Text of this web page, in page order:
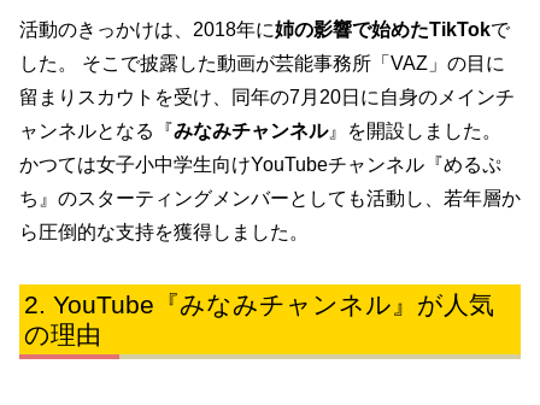
活動のきっかけは、2018年に姉の影響で始めたTikTokで
した。 そこで披露した動画が芸能事務所「VAZ」の目に
留まりスカウトを受け、同年の7月20日に自身のメインチ
ャンネルとなる『みなみチャンネル』を開設しました。
かつては女子小中学生向けYouTubeチャンネル『めるぷ
ち』のスターティングメンバーとしても活動し、若年層か
ら圧倒的な支持を獲得しました。
YouTube『みなみチャンネル』が人気
の理由